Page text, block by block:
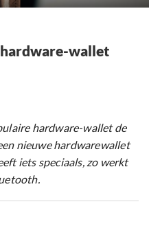
wallet
hardware-wallet de
nieuwe hardwarewallet
iets speciaals, zo werkt